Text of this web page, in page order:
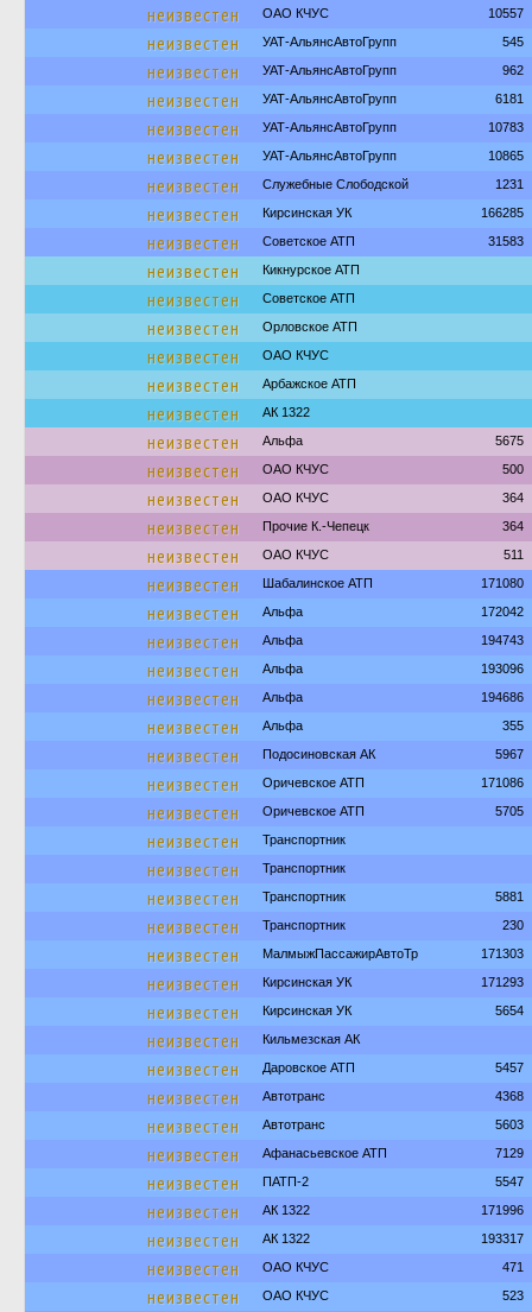
неизвестен ОАО КЧУС 10557
неизвестен УАТ-АльянсАвтоГрупп 545
неизвестен УАТ-АльянсАвтоГрупп 962
неизвестен УАТ-АльянсАвтоГрупп 6181
неизвестен УАТ-АльянсАвтоГрупп 10783
неизвестен УАТ-АльянсАвтоГрупп 10865
неизвестен Служебные Слободской 1231
неизвестен Кирсинская УК 166285
неизвестен Советское АТП 31583
неизвестен Кикнурское АТП
неизвестен Советское АТП
неизвестен Орловское АТП
неизвестен ОАО КЧУС
неизвестен Арбажское АТП
неизвестен АК 1322
неизвестен Альфа 5675
неизвестен ОАО КЧУС 500
неизвестен ОАО КЧУС 364
неизвестен Прочие К.-Чепецк 364
неизвестен ОАО КЧУС 511
неизвестен Шабалинское АТП 171080
неизвестен Альфа 172042
неизвестен Альфа 194743
неизвестен Альфа 193096
неизвестен Альфа 194686
неизвестен Альфа 355
неизвестен Подосиновская АК 5967
неизвестен Оричевское АТП 171086
неизвестен Оричевское АТП 5705
неизвестен Транспортник
неизвестен Транспортник
неизвестен Транспортник 5881
неизвестен Транспортник 230
неизвестен МалмыжПассажирАвтоТр 171303
неизвестен Кирсинская УК 171293
неизвестен Кирсинская УК 5654
неизвестен Кильмезская АК
неизвестен Даровское АТП 5457
неизвестен Автотранс 4368
неизвестен Автотранс 5603
неизвестен Афанасьевское АТП 7129
неизвестен ПАТП-2 5547
неизвестен АК 1322 171996
неизвестен АК 1322 193317
неизвестен ОАО КЧУС 471
неизвестен ОАО КЧУС 523